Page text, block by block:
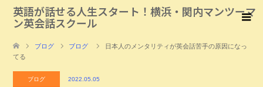
英語が話せる人生スタート！横浜・関内マンツーマ
ン英会話スクール
ブログ ブログ
日本人のメンタリティが英会話苦手の原因になっ
てる
ブログ 2022.05.05